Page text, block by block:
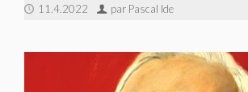
11.4.2022 par Pascal Ide